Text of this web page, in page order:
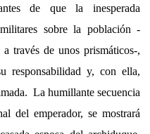
de que la inesperada
sobre la población -
través de unos prismáticos-,
responsabilidad y, con ella,
La humillante secuencia
del emperador, se mostrará